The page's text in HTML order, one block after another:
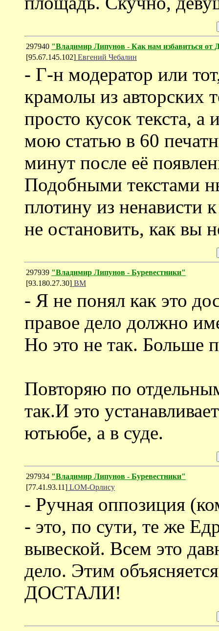
297940 "Владимир Липунов - Как нам избавиться от
[95.67.145.102] Евгений Чебалин
- Г-н модератор или
крамолы из авторских
просто кусок текста, а
мою статью в 60
минут после её
Подобными текстами
плотину из ненависти
не остановить, как вы
297939 "Владимир Липунов - Буревестники"
[93.180.27.30] ВМ
- Я не понял как это
правое дело должно
Но это не так. Больше
Повторяю по
так.И это
ютьюбе, а в суде.
297934 "Владимир Липунов - Буревестники"
[77.41.93.11] LOM-Орлису
- Ручная оппозиция
- это, по сути, те же
вывеской. Всем это
дело. Этим
ДОСТАЛИ!